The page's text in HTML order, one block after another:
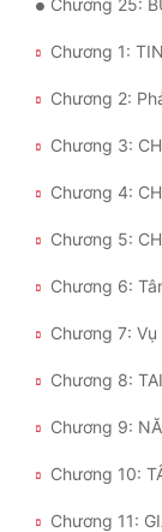
Cẩu Đạo Trường
Ngự Thú
Truyện Nam
Truyện Nữ
Vô Địch Lưu
Xây Dựng Thế Lực
Đam Mỹ
Đẹp Hiệp
Chương 1:
Chương 2:
Chương 3:
Chương 4:
Chương 5:
Chương 6:
Chương 7: Vụ
Chương 8:
Chương 9:
Chương 10:
Chương 11: